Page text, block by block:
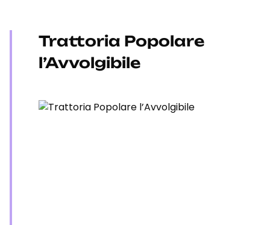
Trattoria Popolare
l’Avvolgibile